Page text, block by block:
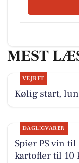
MEST
VEJRET
Kølig start, lun
DAGLIGVARER
Spier PS vin
kartofler til 10